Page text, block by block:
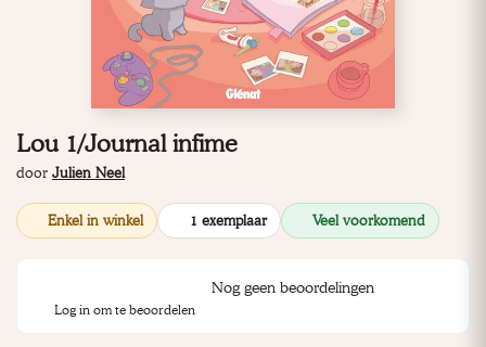
Lou 1/Journal infime
door Julien Neel
Enkel in winkel 1 exemplaar Veel voorkomend
Nog geen beoordelingen
Log in om te beoordelen